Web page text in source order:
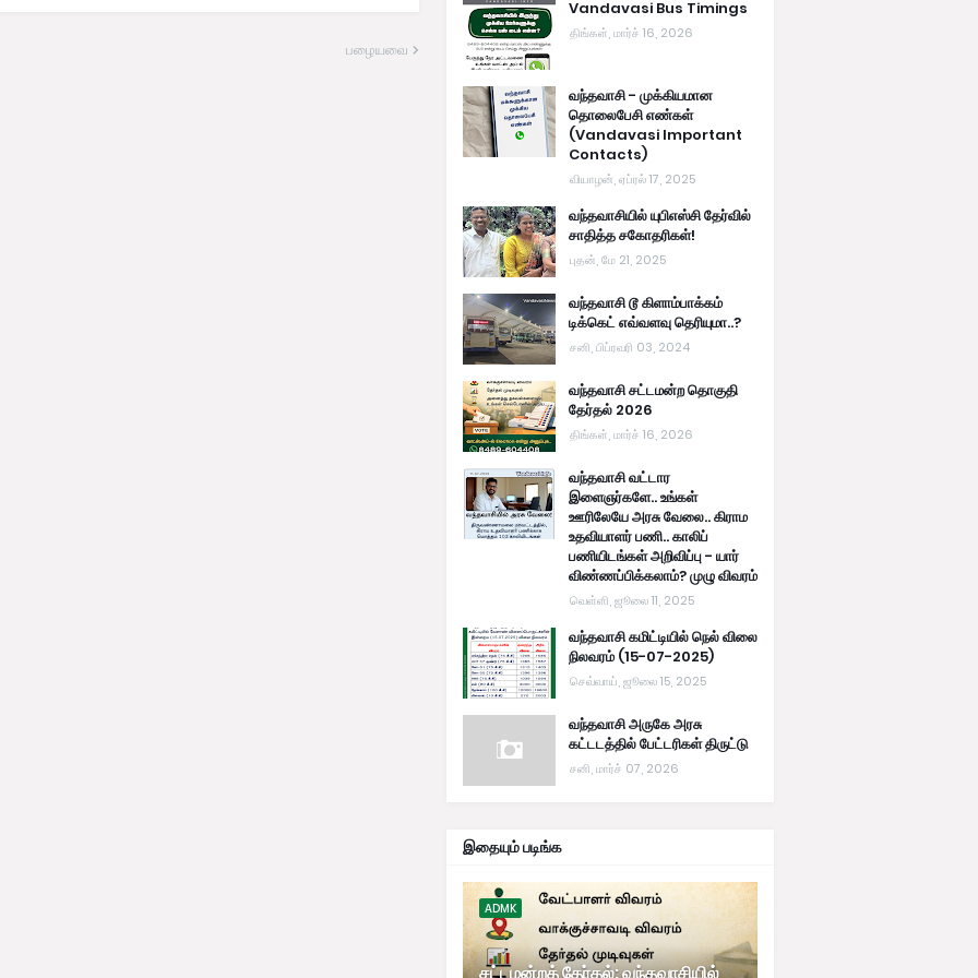
பழையவை
Vandavasi Bus Timings
திங்கள், மார்ச் 16, 2026
வந்தவாசி - முக்கியமான
தொலைபேசி எண்கள்
(Vandavasi Important
Contacts)
வியாழன், ஏப்ரல் 17, 2025
வந்தவாசியில் யுபிஎஸ்சி தேர்வில்
சாதித்த சகோதரிகள்!
புதன், மே 21, 2025
வந்தவாசி டூ கிளாம்பாக்கம்
டிக்கெட் எவ்வளவு தெரியுமா..?
சனி, பிப்ரவரி 03, 2024
வந்தவாசி சட்டமன்ற தொகுதி
தேர்தல் 2026
திங்கள், மார்ச் 16, 2026
வந்தவாசி வட்டார
இளைஞர்களே.. உங்கள்
ஊரிலேயே அரசு வேலை.. கிராம
உதவியாளர் பணி.. காலிப்
பணியிடங்கள் அறிவிப்பு - யார்
விண்ணப்பிக்கலாம்? முழு விவரம்
வெள்ளி, ஜூலை 11, 2025
வந்தவாசி கமிட்டியில் நெல் விலை
நிலவரம் (15-07-2025)
செவ்வாய், ஜூலை 15, 2025
வந்தவாசி அருகே அரசு
கட்டடத்தில் பேட்டரிகள் திருட்டு
சனி, மார்ச் 07, 2026
இதையும் படிங்க
ADMK
சட்டமன்றத் தேர்தல்: வந்தவாசியில்